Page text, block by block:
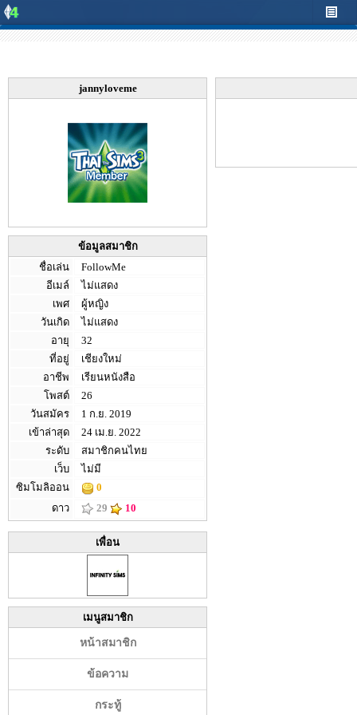
jannyloveme
ข้อมูลสมาชิก
ชื่อเล่น
FollowMe
อีเมล์
ไม่แสดง
เพศ
ผู้หญิง
วันเกิด
ไม่แสดง
อายุ
32
ที่อยู่
เชียงใหม่
อาชีพ
เรียนหนังสือ
โพสต์
26
วันสมัคร
1 ก.ย. 2019
เข้าล่าสุด
24 เม.ย. 2022
ระดับ
สมาชิกคนไทย
เว็บ
ไม่มี
ซิมโมลิออน
0
ดาว
29 10
เพื่อน
เมนูสมาชิก
หน้าสมาชิก
ข้อความ
กระทู้